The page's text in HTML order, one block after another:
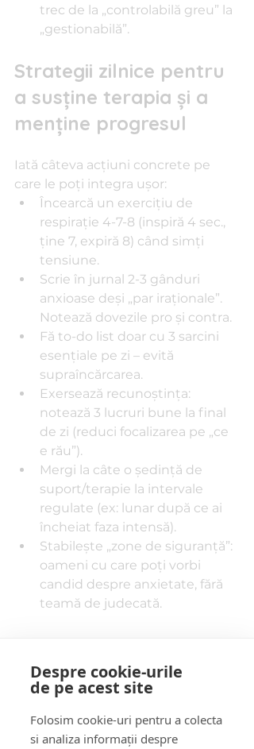
Despre cookie-urile
de pe acest site
Folosim cookie-uri pentru a colecta
si analiza informații despre
trec de la „controlabilă greu” la
„gestionabilă”.
Strategii zilnice pentru
a susţine terapia şi a
menţine progresul
Iată câteva acţiuni concrete pe
care le poţi integra uşor:
Încearcă un exerciţiu de
respiraţie 4-7-8 (inspiră 4 sec.,
ţine 7, expiră 8) când simţi
tensiune.
Scrie în jurnal 2-3 gânduri
anxioase deşi „par iraţionale”.
Notează dovezile pro şi contra.
Fă to-do list doar cu 3 sarcini
esenţiale pe zi – evită
supraîncărcarea.
Exersează recunoştinţa:
notează 3 lucruri bune la final
de zi (reduci focalizarea pe „ce
e rău”).
Mergi la câte o şedinţă de
suport/terapie la intervale
regulate (ex: lunar după ce ai
încheiat faza intensă).
Stabileşte „zone de siguranţă”:
oameni cu care poţi vorbi
candid despre anxietate, fără
teamă de judecată.
specializat în anxietate
(„psiholog anxietate”)
şi ce întrebări să-i pui